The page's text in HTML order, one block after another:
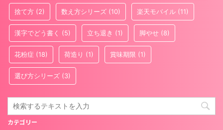
捨て方 (2) 数え方シリーズ (10) 楽天モバイル (11)
漢字でどう書く (5) 立ち退き (1) 脚やせ (8)
花粉症 (18) 荷造り (1) 賞味期限 (1)
選び方シリーズ (3)
カテゴリー